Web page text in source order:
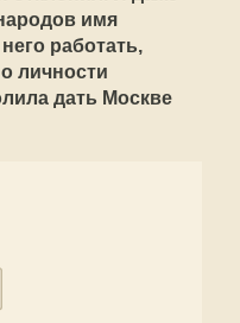
имя
работать,
личности
дать Москве